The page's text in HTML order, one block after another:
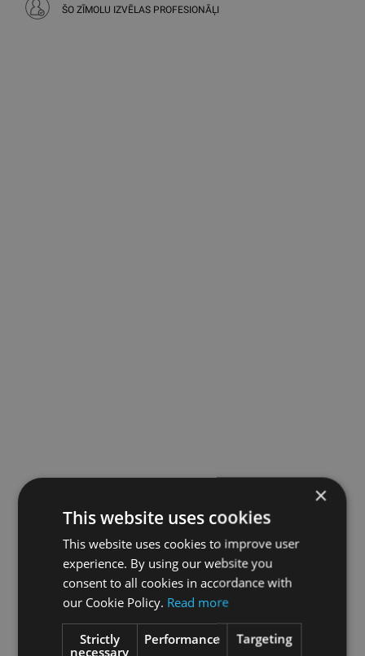
ŠO ZĪMOLU IZVĒLAS PROFESIONĀĻI
×
This website uses cookies
This website uses cookies to improve user
experience. By using our website you
consent to all cookies in accordance with
our Cookie Policy. Read more
Strictly
necessary
Performance Targeting